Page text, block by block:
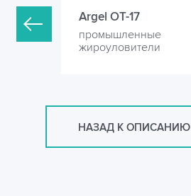
Argel OT-17
промышленные
жироуловители
НАЗАД К ОПИСАНИЮ